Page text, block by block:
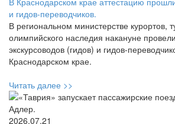
и гидов-переводчиков.
В региональном министерстве курортов,
олимпийского наследия накануне
экскурсоводов (гидов) и гидов-
Краснодарском крае.
Читать далее >>
2026.07.21